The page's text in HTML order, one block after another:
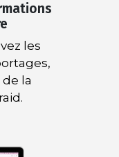
les
la